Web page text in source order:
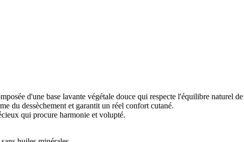
d'une base lavante végétale douce qui respecte l'équilibre naturel
du dessèchement et garantit un réel confort cutané.
qui procure harmonie et volupté.